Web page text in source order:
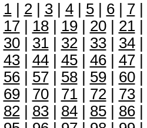
1| 2| 3| 4| 5| 6| 7|
17| 18| 19| 20| 21|
30| 31| 32| 33| 34|
43| 44| 45| 46| 47|
56| 57| 58| 59| 60|
69| 70| 71| 72| 73|
82| 83| 84| 85| 86|